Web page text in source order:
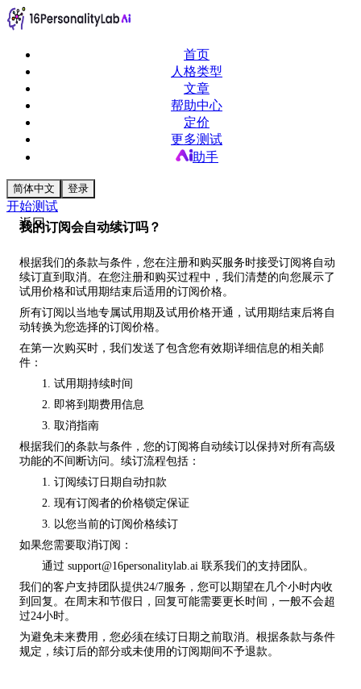
首页
人格类型
文章
帮助中心
定价
更多测试
助手
简体中文 登录
开始测试
返回
我的订阅会自动续订吗？
根据我们的条款与条件，您在注册和购买服务时接受订阅将自动
续订直到取消。在您注册和购买过程中，我们清楚的向您展示了
试用价格和试用期结束后适用的订阅价格。
所有订阅以当地专属试用期及试用价格开通，试用期结束后将自
动转换为您选择的订阅价格。
在第一次购买时，我们发送了包含您有效期详细信息的相关邮
件：
1. 试用期持续时间
2. 即将到期费用信息
3. 取消指南
根据我们的条款与条件，您的订阅将自动续订以保持对所有高级
功能的不间断访问。续订流程包括：
1. 订阅续订日期自动扣款
2. 现有订阅者的价格锁定保证
3. 以您当前的订阅价格续订
如果您需要取消订阅：
通过 support@16personalitylab.ai 联系我们的支持团队。
我们的客户支持团队提供24/7服务，您可以期望在几个小时内收
到回复。在周末和节假日，回复可能需要更长时间，一般不会超
过24小时。
为避免未来费用，您必须在续订日期之前取消。根据条款与条件
规定，续订后的部分或未使用的订阅期间不予退款。